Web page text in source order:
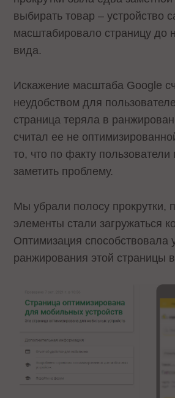
выбирать товар – устройство
масштабировало страницу до
вида.
Искажение масштаба Google
неудобством для
страница теряла в
считал ее не
то, что по факту пользователи
заметить проблему.
Мы убрали полосу прокрутки,
элементы стали загружаться
Оптимизация способствовала
ранжирования этой страницы